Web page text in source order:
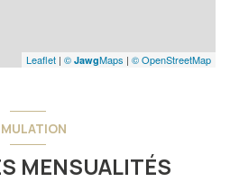
Leaflet | © JawgMaps | © OpenStreetMap
MENSUALITÉS